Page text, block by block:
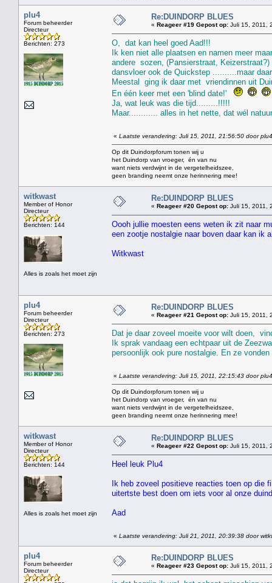
plu4
Forum beheerder
Directeur
Berichten: 273
Re:DUINDORP BLUES
« Reageer #19 Gepost op: Juli 15, 2011,
O, dat kan heel goed Aad!!!
Ik ken niet alle plaatsen en namen meer
andere sozen, (Pansierstraat,
dansvloer ook de Quickstep ..........maar
Meestal ging ik daar met vriendinnen uit
En één keer met een 'blind date!'
Ja, wat leuk was die tijd.........!!!!!
Maar............ alles in het nette, dat wél
« Laatste verandering: Juli 15, 2011, 21:56:50 door plu4
Op dit Duindorpforum tonen wij u
het Duindorp van vroeger, én van nu
want niets verdwijnt in de vergetelheidszee,
geen branding neemt onze herinnering mee!
witkwast
Member of Honor
Directeur
Berichten: 144
Alles is zoals het moet zijn
Re:DUINDORP BLUES
« Reageer #20 Gepost op: Juli 15, 2011,
Oooh jullie moesten eens weten ik zit naar
een zootje nostalgie naar boven daar kan ik
Witkwast
plu4
Forum beheerder
Directeur
Berichten: 273
Re:DUINDORP BLUES
« Reageer #21 Gepost op: Juli 15, 2011,
Dat je daar zoveel moeite voor wilt doen,
Ik sprak vandaag een echtpaar uit de
persoonlijk ook pure nostalgie. En ze
« Laatste verandering: Juli 15, 2011, 22:15:43 door plu4
Op dit Duindorpforum tonen wij u
het Duindorp van vroeger, én van nu
want niets verdwijnt in de vergetelheidszee,
geen branding neemt onze herinnering mee!
witkwast
Member of Honor
Directeur
Berichten: 144
Alles is zoals het moet zijn
Re:DUINDORP BLUES
« Reageer #22 Gepost op: Juli 15, 2011,
Heel leuk Plu4
Ik heb zoveel positieve reacties toen op die
uitertste best doen om iets voor al onze
Aad
« Laatste verandering: Juli 21, 2011, 20:39:38 door
plu4
Forum beheerder
Directeur
Re:DUINDORP BLUES
« Reageer #23 Gepost op: Juli 15, 2011,